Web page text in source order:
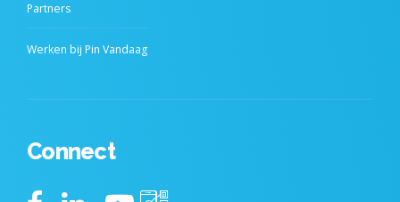
Partners
Werken bij Pin Vandaag
Connect